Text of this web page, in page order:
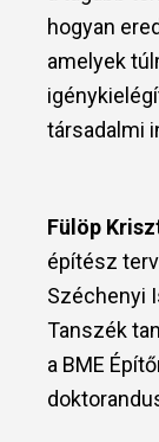
hogyan
amelyek
társadalmi
Fülöp
építész
Széchenyi
Tanszék
a BME